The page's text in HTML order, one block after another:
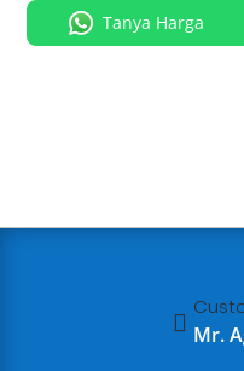
Tanya Harga
 Mr.